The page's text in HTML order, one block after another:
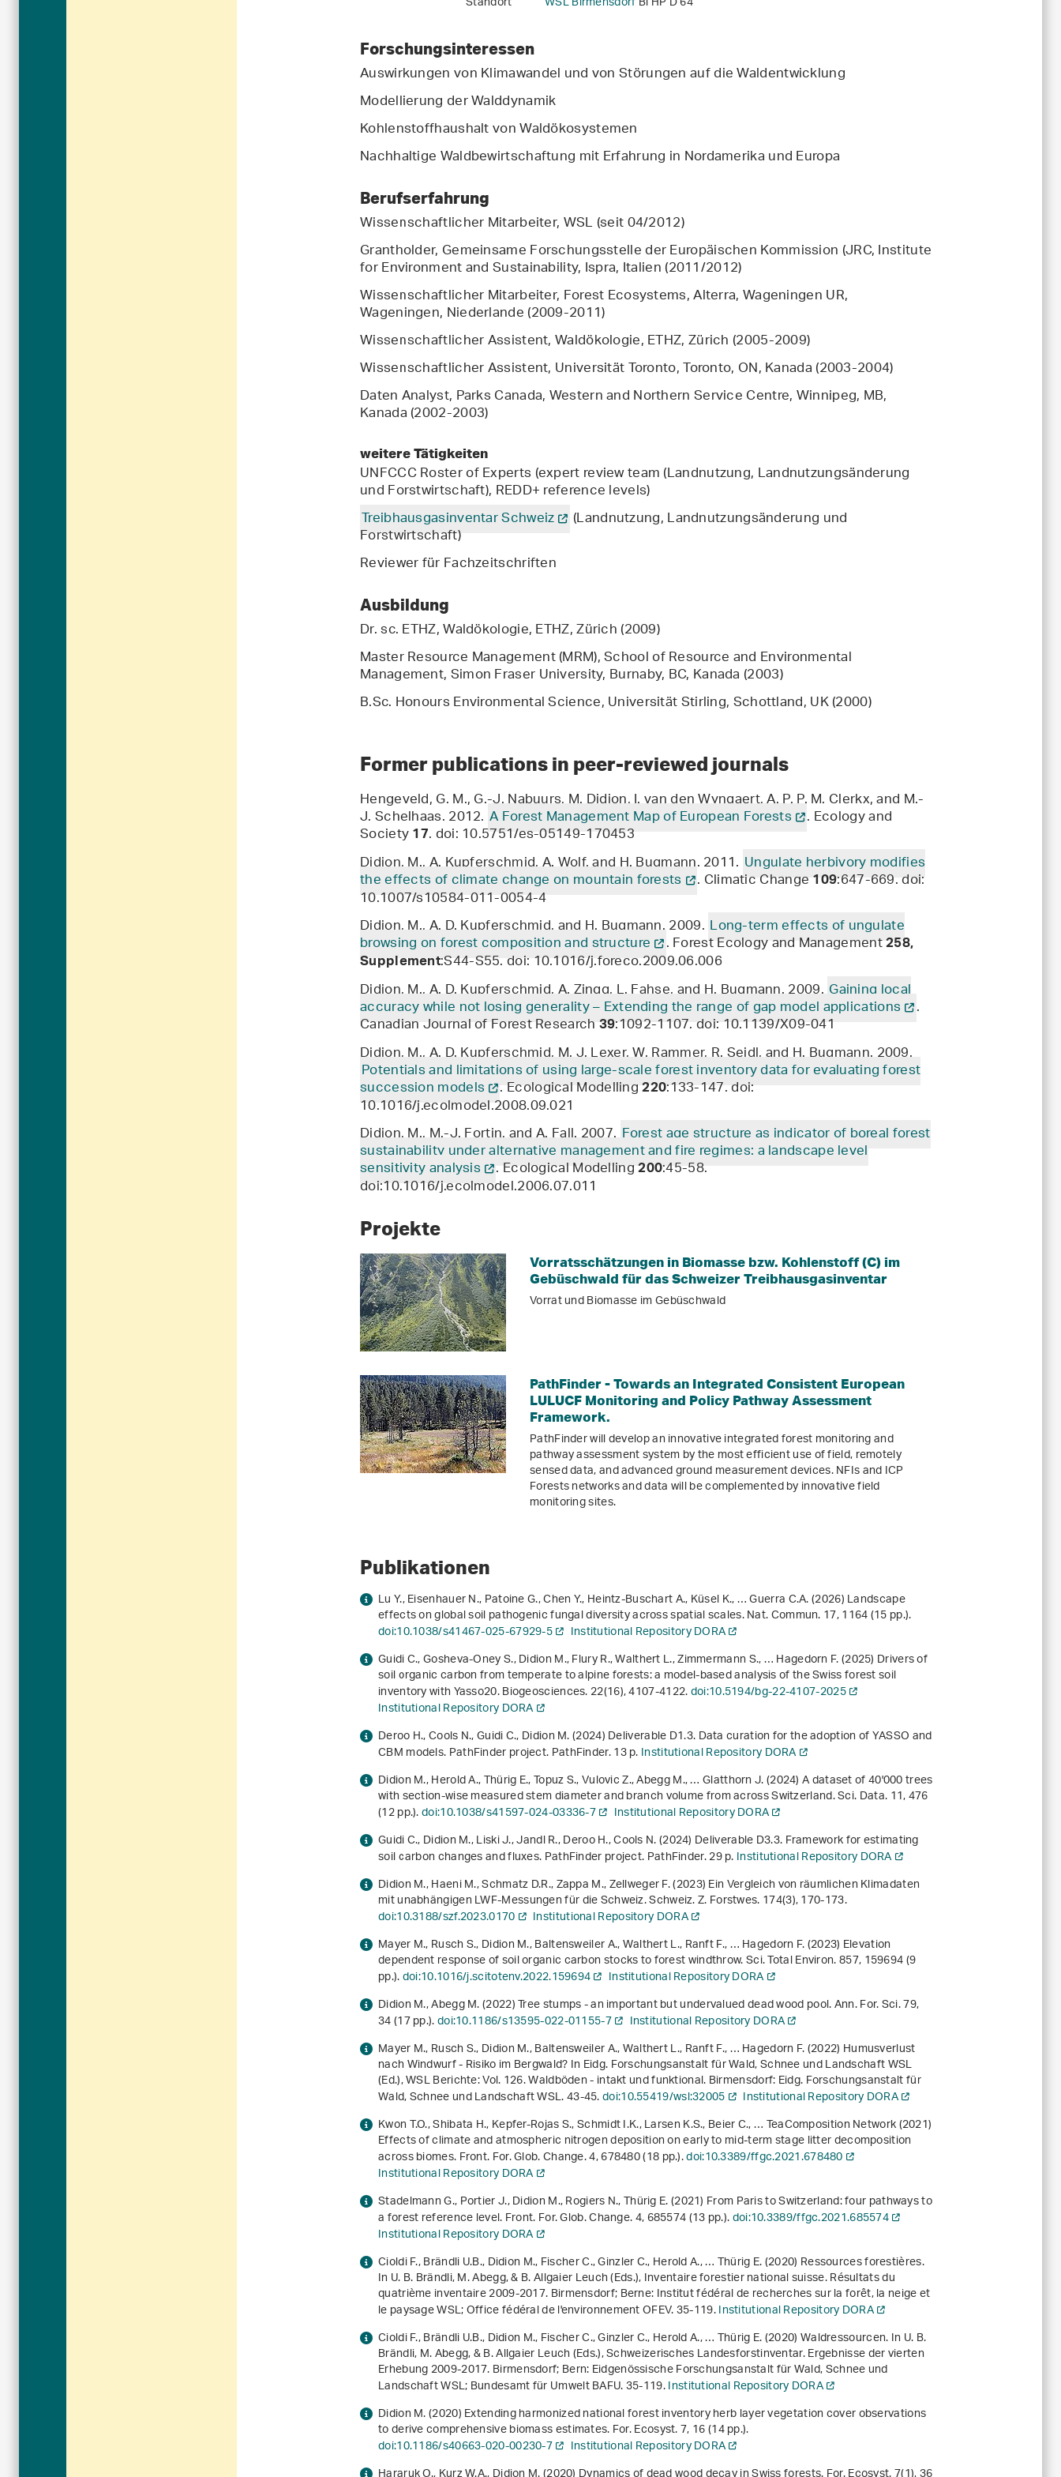
Forschungsinteressen
Auswirkungen von Klimawandel und von Störungen auf die Waldentwicklung
Modellierung der Walddynamik
Kohlenstoffhaushalt von Waldökosystemen
Nachhaltige Waldbewirtschaftung mit Erfahrung in Nordamerika und Europa
Berufserfahrung
Wissenschaftlicher Mitarbeiter, WSL (seit 04/2012)
Grantholder, Gemeinsame Forschungsstelle der Europäischen Kommission (JRC, Institute
for Environment and Sustainability, Ispra, Italien (2011/2012)
Wissenschaftlicher Mitarbeiter, Forest Ecosystems, Alterra, Wageningen UR,
Wageningen, Niederlande (2009-2011)
Wissenschaftlicher Assistent, Waldökologie, ETHZ, Zürich (2005-2009)
Wissenschaftlicher Assistent, Universität Toronto, Toronto, ON, Kanada (2003-2004)
Daten Analyst, Parks Canada, Western and Northern Service Centre, Winnipeg, MB,
Kanada (2002-2003)
weitere Tätigkeiten
UNFCCC Roster of Experts (expert review team (Landnutzung, Landnutzungsänderung
und Forstwirtschaft), REDD+ reference levels)
Treibhausgasinventar Schweiz
(Landnutzung, Landnutzungsänderung und
Forstwirtschaft)
Reviewer für Fachzeitschriften
Ausbildung
Dr. sc. ETHZ, Waldökologie, ETHZ, Zürich (2009)
Master Resource Management (MRM), School of Resource and Environmental
Management, Simon Fraser University, Burnaby, BC, Kanada (2003)
B.Sc. Honours Environmental Science, Universität Stirling, Schottland, UK (2000)
Former publications in peer-reviewed journals
Hengeveld, G. M., G.-J. Nabuurs, M. Didion, I. van den Wyngaert, A. P. P. M. Clerkx, and M.-
J. Schelhaas. 2012. A Forest Management Map of European Forests . Ecology and
Society17. doi: 10.5751/es-05149-170453
Didion, M., A. Kupferschmid, A. Wolf, and H. Bugmann. 2011. Ungulate herbivory modifies
the effects of climate change on mountain forests . Climatic Change109:647-669. doi:
10.1007/s10584-011-0054-4
Didion, M., A. D. Kupferschmid, and H. Bugmann. 2009. Long-term effects of ungulate
browsing on forest composition and structure . Forest Ecology and Management258,
Supplement:S44-S55. doi: 10.1016/j.foreco.2009.06.006
Didion, M., A. D. Kupferschmid, A. Zingg, L. Fahse, and H. Bugmann. 2009. Gaining local
accuracy while not losing generality – Extending the range of gap model applications .
Canadian Journal of Forest Research39:1092-1107. doi: 10.1139/X09-041
Didion, M., A. D. Kupferschmid, M. J. Lexer, W. Rammer, R. Seidl, and H. Bugmann. 2009.
Potentials and limitations of using large-scale forest inventory data for evaluating forest
succession models . Ecological Modelling220:133-147. doi:
10.1016/j.ecolmodel.2008.09.021
Didion, M., M.-J. Fortin, and A. Fall. 2007. Forest age structure as indicator of boreal forest
sustainability under alternative management and fire regimes: a landscape level
sensitivity analysis . Ecological Modelling200:45-58.
doi:10.1016/j.ecolmodel.2006.07.011
Projekte
Vorratsschätzungen in Biomasse bzw. Kohlenstoff (C) im
Gebüschwald für das Schweizer Treibhausgasinventar
Vorrat und Biomasse im Gebüschwald
PathFinder - Towards an Integrated Consistent European
LULUCF Monitoring and Policy Pathway Assessment
Framework.
PathFinder will develop an innovative integrated forest monitoring and
pathway assessment system by the most efficient use of field, remotely
sensed data, and advanced ground measurement devices. NFIs and ICP
Forests networks and data will be complemented by innovative field
monitoring sites.
Publikationen
Lu Y., Eisenhauer N., Patoine G., Chen Y., Heintz-Buschart A., Küsel K., … Guerra C.A. (2026) Landscape
effects on global soil pathogenic fungal diversity across spatial scales. Nat. Commun.17, 1164 (15 pp.).
doi:10.1038/s41467-025-67929-5
Institutional Repository DORA
Guidi C., Gosheva-Oney S., Didion M., Flury R., Walthert L., Zimmermann S., … Hagedorn F. (2025) Drivers of
soil organic carbon from temperate to alpine forests: a model-based analysis of the Swiss forest soil
inventory with Yasso20. Biogeosciences.22(16), 4107-4122.doi:10.5194/bg-22-4107-2025
Institutional Repository DORA
Deroo H., Cools N., Guidi C., Didion M. (2024)Deliverable D1.3. Data curation for the adoption of YASSO and
CBM models. PathFinder project. PathFinder. 13 p.Institutional Repository DORA
Didion M., Herold A., Thürig E., Topuz S., Vulovic Z., Abegg M., … Glatthorn J. (2024) A dataset of 40'000 trees
with section-wise measured stem diameter and branch volume from across Switzerland. Sci. Data.11, 476
(12 pp.).doi:10.1038/s41597-024-03336-7
Institutional Repository DORA
Guidi C., Didion M., Liski J., Jandl R., Deroo H., Cools N. (2024)Deliverable D3.3. Framework for estimating
soil carbon changes and fluxes. PathFinder project. PathFinder. 29 p.Institutional Repository DORA
Didion M., Haeni M., Schmatz D.R., Zappa M., Zellweger F. (2023) Ein Vergleich von räumlichen Klimadaten
mit unabhängigen LWF-Messungen für die Schweiz. Schweiz. Z. Forstwes.174(3), 170-173.
doi:10.3188/szf.2023.0170
Institutional Repository DORA
Mayer M., Rusch S., Didion M., Baltensweiler A., Walthert L., Ranft F., … Hagedorn F. (2023) Elevation
dependent response of soil organic carbon stocks to forest windthrow. Sci. Total Environ.857, 159694 (9
pp.).doi:10.1016/j.scitotenv.2022.159694
Institutional Repository DORA
Didion M., Abegg M. (2022) Tree stumps - an important but undervalued dead wood pool. Ann. For. Sci.79,
34 (17 pp.).doi:10.1186/s13595-022-01155-7
Institutional Repository DORA
Mayer M., Rusch S., Didion M., Baltensweiler A., Walthert L., Ranft F., … Hagedorn F. (2022)Humusverlust
nach Windwurf - Risiko im Bergwald?In Eidg. Forschungsanstalt für Wald, Schnee und Landschaft WSL
(Ed.),WSL Berichte: Vol. 126.Waldböden - intakt und funktional. Birmensdorf: Eidg. Forschungsanstalt für
Wald, Schnee und Landschaft WSL. 43-45.doi:10.55419/wsl:32005
Institutional Repository DORA
Kwon T.O., Shibata H., Kepfer-Rojas S., Schmidt I.K., Larsen K.S., Beier C., … TeaComposition Network (2021)
Effects of climate and atmospheric nitrogen deposition on early to mid-term stage litter decomposition
across biomes. Front. For. Glob. Change.4, 678480 (18 pp.).doi:10.3389/ffgc.2021.678480
Institutional Repository DORA
Stadelmann G., Portier J., Didion M., Rogiers N., Thürig E. (2021) From Paris to Switzerland: four pathways to
a forest reference level. Front. For. Glob. Change.4, 685574 (13 pp.).doi:10.3389/ffgc.2021.685574
Institutional Repository DORA
Cioldi F., Brändli U.B., Didion M., Fischer C., Ginzler C., Herold A., … Thürig E. (2020) Ressources forestières.
In U. B. Brändli, M. Abegg, & B. Allgaier Leuch (Eds.),Inventaire forestier national suisse. Résultats du
quatrième inventaire 2009-2017. Birmensdorf; Berne: Institut fédéral de recherches sur la forêt, la neige et
le paysage WSL; Office fédéral de l'environnement OFEV. 35-119.Institutional Repository DORA
Cioldi F., Brändli U.B., Didion M., Fischer C., Ginzler C., Herold A., … Thürig E. (2020) Waldressourcen. In U. B.
Brändli, M. Abegg, & B. Allgaier Leuch (Eds.),Schweizerisches Landesforstinventar. Ergebnisse der vierten
Erhebung 2009-2017. Birmensdorf; Bern: Eidgenössische Forschungsanstalt für Wald, Schnee und
Landschaft WSL; Bundesamt für Umwelt BAFU. 35-119.Institutional Repository DORA
Didion M. (2020) Extending harmonized national forest inventory herb layer vegetation cover observations
to derive comprehensive biomass estimates. For. Ecosyst.7, 16 (14 pp.).
doi:10.1186/s40663-020-00230-7
Institutional Repository DORA